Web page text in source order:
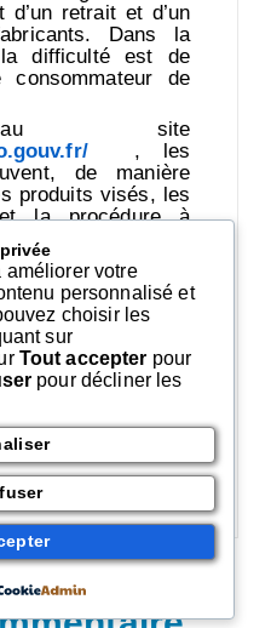
d’un retrait et d’un
Dans la
difficulté est de
de
site
, les
de manière
produits visés, les
la procédure à
produit, ne pas
site qui contient 10
de l’alimentation
en
site
Comments 0
améliorer votre
personnalisé et
choisir les
sur
Tout accepter pour
pour décliner les